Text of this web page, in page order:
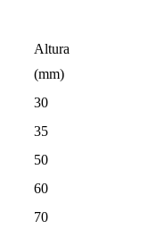
Altura
(mm)
30
35
50
60
70